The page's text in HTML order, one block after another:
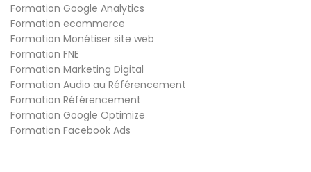
Formation Google Analytics
Formation ecommerce
Formation Monétiser site web
Formation FNE
Formation Marketing Digital
Formation Audio au Référencement
Formation Référencement
Formation Google Optimize
Formation Facebook Ads